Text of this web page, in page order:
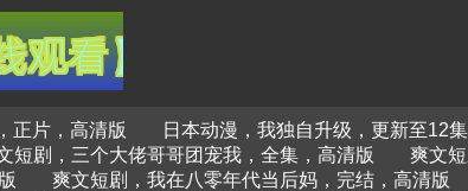
正片，高清版 日本动漫，我独自升级，更新至12
短剧，三个大佬哥哥团宠我，全集，高清版
爽文
爽文短剧，我在八零年代当后妈，完结，高清版